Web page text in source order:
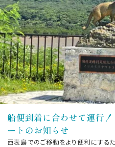
船便到着に合わせて運行
ートのお知らせ
西表島でのご移動をより便利にする